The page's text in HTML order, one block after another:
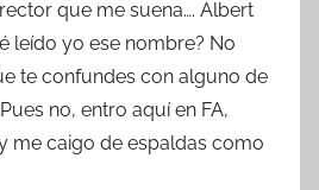
que me suena…. Albert
leído yo ese nombre? No
te confundes con alguno de
no, entro aquí en FA,
me caigo de espaldas como